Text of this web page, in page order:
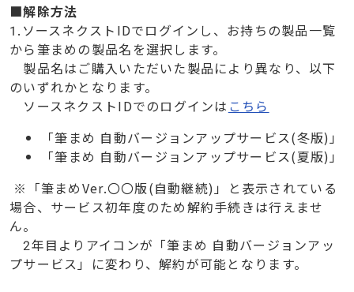
■解除方法
1.ソースネクストIDでログインし、お持ちの製品一覧
から筆まめの製品名を選択します。
製品名はご購入いただいた製品により異なり、以下
のいずれかとなります。
ソースネクストIDでのログインは こちら
「筆まめ 自動バージョンアップサービス(冬版)」
「筆まめ 自動バージョンアップサービス(夏版)」
※「筆まめVer.〇〇版(自動継続)」と表示されている
場合、サービス初年度のため解約手続きは行えませ
ん。
2年目よりアイコンが「筆まめ 自動バージョンアッ
プサービス」に変わり、解約が可能となります。